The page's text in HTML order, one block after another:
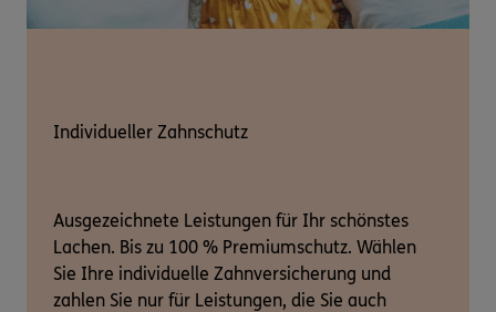
Individueller Zahnschutz
Ausgezeichnete Leistungen für Ihr schönstes
Lachen. Bis zu 100 % Premiumschutz. Wählen
Sie Ihre individuelle Zahnversicherung und
zahlen Sie nur für Leistungen, die Sie auch